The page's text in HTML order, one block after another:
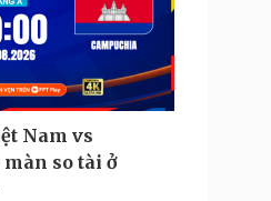
Nam vs
so tài ở